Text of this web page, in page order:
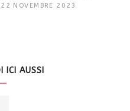
22 NOVEMBRE 2023
ICI AUSSI